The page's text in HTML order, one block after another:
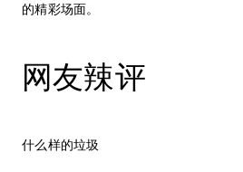
的精彩场面。
网友辣评
什么样的垃圾